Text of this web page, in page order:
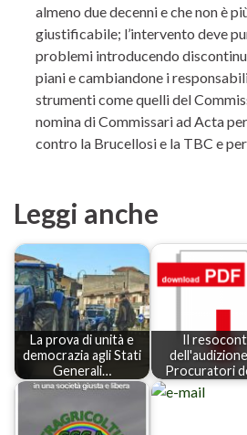
almeno due decenni e che non è
giustificabile; l’intervento deve
problemi introducendo
piani e cambiandone i
strumenti come quelli del
nomina di Commissari ad Acta
contro la Brucellosi e la TBC e
Leggi anche
La prova di unità e
democrazia agli Stati
Generali…
Il
Procuratori